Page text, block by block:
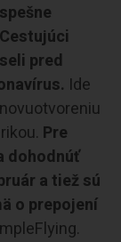
pred
Ide
Pre
dohodnúť
a tiež sú
o prepojení